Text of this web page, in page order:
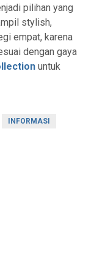
pilihan yang
stylish,
empat, karena
dengan gaya
untuk
INFORMASI